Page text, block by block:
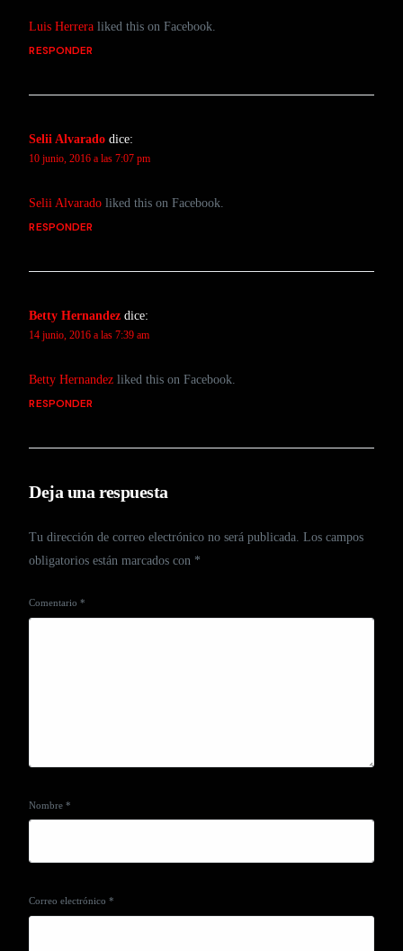
Luis Herrera liked this on Facebook.
RESPONDER
Selii Alvarado dice:
10 junio, 2016 a las 7:07 pm
Selii Alvarado liked this on Facebook.
RESPONDER
Betty Hernandez dice:
14 junio, 2016 a las 7:39 am
Betty Hernandez liked this on Facebook.
RESPONDER
Deja una respuesta
Tu dirección de correo electrónico no será publicada. Los campos
obligatorios están marcados con *
Comentario*
Nombre*
Correo electrónico*